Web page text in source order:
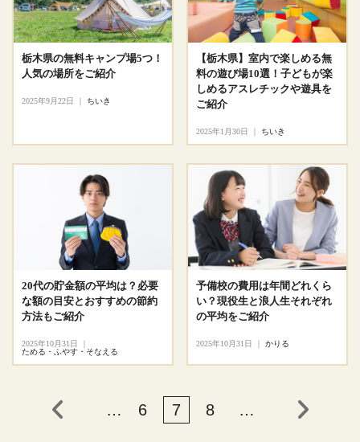
栃木県の無料キャンプ場5つ！
人気の場所をご紹介
2025年9月22日 ちいき
【栃木県】室内で楽しめる無
料の遊び場10選！子どもが楽
しめるアスレチックや遊具を
ご紹介
2025年1月30日 ちいき
20代の貯金額の平均は？必要
な額の目安とおすすめの節約
方法もご紹介
2025年10月31日
ためる・ふやす・そなえる
予備校の費用は年間どれくら
い？現役生と浪人生それぞれ
の平均をご紹介
2025年10月31日 かりる
… 6 7 8 …